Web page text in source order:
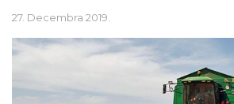
27. Decembra 2019.